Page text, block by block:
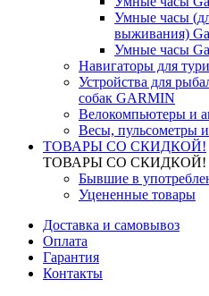
Умные часы
выживания)
Умные часы
Навигаторы для
Устройства для
собак GARMIN
Велокомпьютеры и
Весы, пульсометры
ТОВАРЫ СО СКИДКОЙ!
ТОВАРЫ СО СКИДКОЙ!
Бывшие в
Уцененные товары
Доставка и самовывоз
Оплата
Гарантия
Контакты